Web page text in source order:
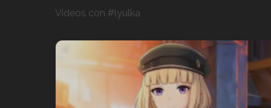
Videos con #lyulka